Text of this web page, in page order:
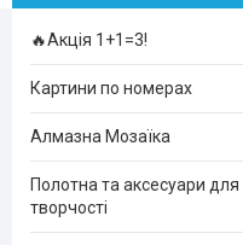
🔥Акція 1+1=3!
Картини по номерах
Алмазна Мозаїка
Полотна та аксесуари для
творчості